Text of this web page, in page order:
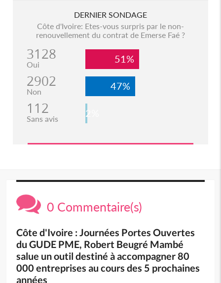
DERNIER SONDAGE
Côte d'Ivoire: Etes-vous surpris par le non-
renouvellement du contrat de Emerse Faé ?
3128
Oui 51%
2902
Non 47%
112
Sans avis 2%
0 Commentaire(s)
Côte d'Ivoire : Journées Portes Ouvertes
du GUDE PME, Robert Beugré Mambé
salue un outil destiné à accompagner 80
000 entreprises au cours des 5 prochaines
années